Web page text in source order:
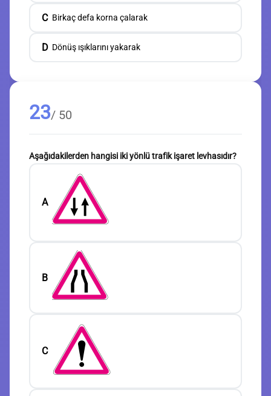
C Birkaç defa korna çalarak
D Dönüş ışıklarını yakarak
23/ 50
Aşağıdakilerden hangisi iki yönlü trafik işaret levhasıdır?
A
B
C